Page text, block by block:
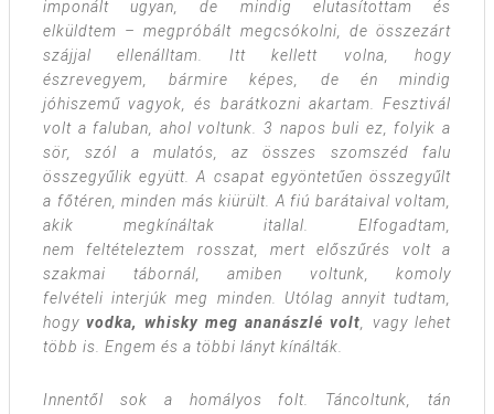
imponált ugyan, de mindig elutasítottam és
elküldtem – megpróbált megcsókolni, de összezárt
szájjal ellenálltam. Itt kellett volna, hogy
észrevegyem, bármire képes, de én mindig
jóhiszemű vagyok, és barátkozni akartam. Fesztivál
volt a faluban, ahol voltunk. 3 napos buli ez, folyik a
sör, szól a mulatós, az összes szomszéd falu
összegyűlik együtt. A csapat egyöntetűen összegyűlt
a főtéren, minden más kiürült. A fiú barátaival voltam,
akik megkínáltak itallal. Elfogadtam,
nem feltételeztem rosszat, mert előszűrés volt a
szakmai tábornál, amiben voltunk, komoly
felvételi interjúk meg minden. Utólag annyit tudtam,
hogyvodka, whisky meg ananászlé volt, vagy lehet
több is. Engem és a többi lányt kínálták.
Innentől sok a homályos folt. Táncoltunk, tán